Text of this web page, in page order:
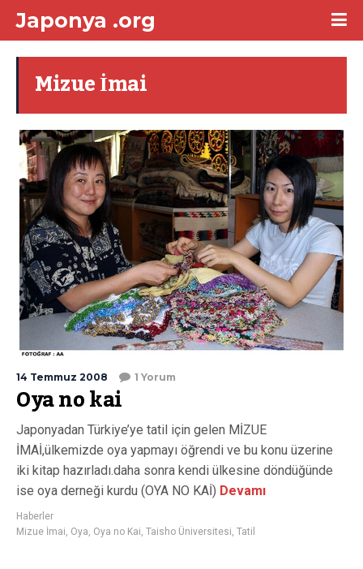
Japonya .org
Mizue İmai
14 Temmuz 2008 1 Yorum
Oya no kai
Japonyadan Türkiye’ye tatil için gelen MİZUE
İMAİ,ülkemizde oya yapmayı öğrendi ve bu konu üzerine
iki kitap hazırladı.daha sonra kendi ülkesine döndüğünde
ise oya derneği kurdu (OYA NO KAİ) Devamı
Haberler
Mizue İmai, Oya, Oya no Kai, Taisho Üniversitesi, Tatil